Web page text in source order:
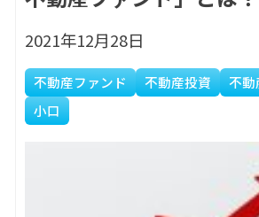
2021年12月28日
不動産ファンド 不動産投資
不
小口